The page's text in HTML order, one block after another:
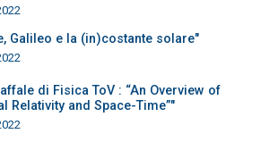
Galileo e la (in)costante solare"
di Fisica ToV : “An Overview of
Relativity and Space-Time”"